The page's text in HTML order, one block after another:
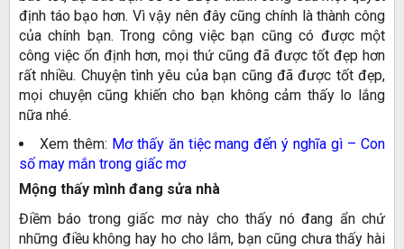
định táo bạo hơn. Vì vậy nên đây cũng chính là thành công
của chính bạn. Trong công việc bạn cũng có được một
công việc ổn định hơn, mọi thứ cũng đã được tốt đẹp hơn
rất nhiều. Chuyện tình yêu của bạn cũng đã được tốt đẹp,
mọi chuyện cũng khiến cho bạn không cảm thấy lo lắng
nữa nhé.
Xem thêm: Mơ thấy ăn tiệc mang đến ý nghĩa gì – Con
số may mắn trong giấc mơ
Mộng thấy mình đang sửa nhà
Điềm báo trong giấc mơ này cho thấy nó đang ẩn chứ
những điều không hay ho cho lắm, bạn cũng chưa thấy hài